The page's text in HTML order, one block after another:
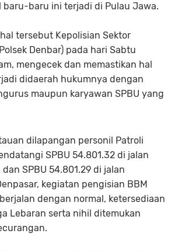
baru-baru ini terjadi di Pulau Jawa.
tersebut Kepolisian Sektor
Denbar) pada hari Sabtu
mengecek dan memastikan hal
didaerah hukumnya dengan
maupun karyawan SPBU yang
dilapangan personil Patroli
SPBU 54.801.32 di jalan
SPBU 54.801.29 di jalan
kegiatan pengisian BBM
dengan normal, ketersediaan
Lebaran serta nihil ditemukan